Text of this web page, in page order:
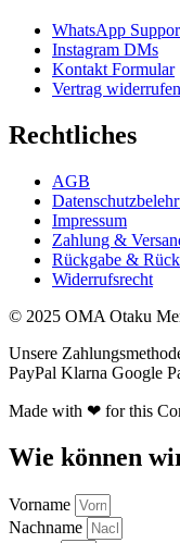
WhatsApp
Instagram DMs
Kontakt Formular
Vertrag widerrufen
Rechtliches
AGB
Impressum
Zahlung &
Rückgabe &
Widerrufsrecht
© 2025 OMA Otaku
Unsere
PayPal Klarna Google
Made with ❤ for this
Wie können
Vorname
Nachname